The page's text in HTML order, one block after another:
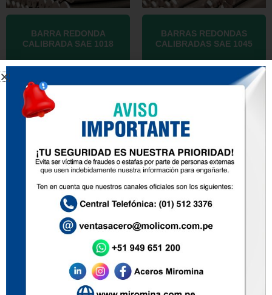
BARRA REDONDA
CALIBRADA SAE 1018
BARRAS REDONDAS
CALIBRADAS SAE 1045
BARRAS REDONDAS LISAS